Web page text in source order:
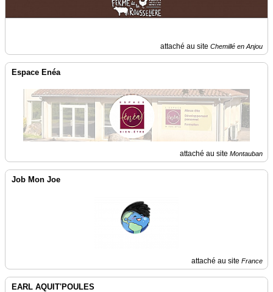
attaché au site Chemillé en Anjou
Espace Enéa
attaché au site Montauban
Job Mon Joe
attaché au site France
EARL AQUIT'POULES